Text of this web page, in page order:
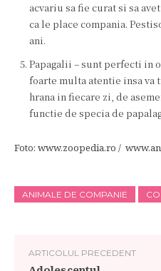
acvariu sa fie curat si sa
ca le place compania.
ani.
Papagalii – sunt perfecti in
foarte multa atentie insa va
hrana in fiecare zi, de
functie de specia de
Foto: www.zoopedia.ro /
ANIMALE DE COMPANIE
ARTICOLUL PRECEDENT